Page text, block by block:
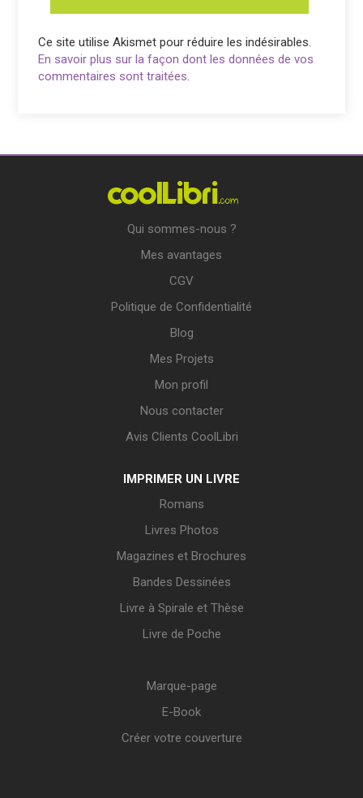
Ce site utilise Akismet pour réduire les indésirables.
En savoir plus sur la façon dont les données de vos
commentaires sont traitées.
Qui sommes-nous ?
Mes avantages
CGV
Politique de Confidentialité
Blog
Mes Projets
Mon profil
Nous contacter
Avis Clients CoolLibri
IMPRIMER UN LIVRE
Romans
Livres Photos
Magazines et Brochures
Bandes Dessinées
Livre à Spirale et Thèse
Livre de Poche
Marque-page
E-Book
Créer votre couverture